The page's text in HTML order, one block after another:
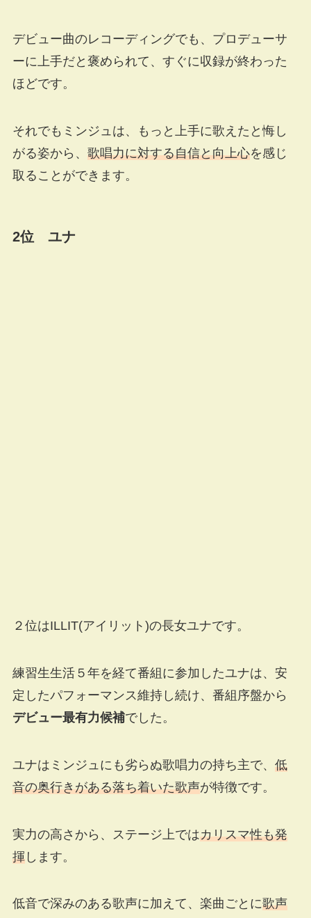
デビュー曲のレコーディングでも、プロデューサ
ーに上手だと褒められて、すぐに収録が終わった
ほどです。
それでもミンジュは、もっと上手に歌えたと悔し
がる姿から、 歌唱力に対する自信と向上心を感じ
取ることができます。
2位 ユナ
２位はILLIT(アイリット)の長女ユナです。
練習生生活５年を経て番組に参加したユナは、安
定したパフォーマンス維持し続け、番組序盤から
デビュー最有力候補でした。
ユナはミンジュにも劣らぬ歌唱力の持ち主で、 低
音の奥行きがある落ち着いた歌声が特徴です。
実力の高さから、ステージ上ではカリスマ性も発
揮します。
低音で深みのある歌声に加えて、楽曲ごとに歌声